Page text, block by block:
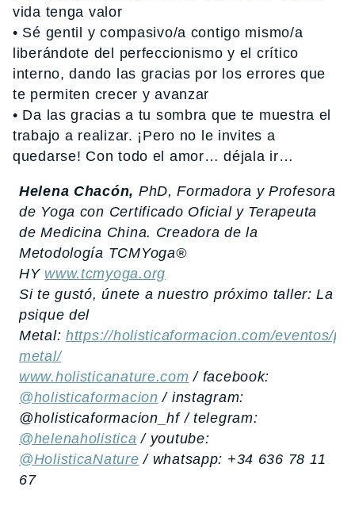
vida tenga valor
• Sé gentil y compasivo/a contigo mismo/a
liberándote del perfeccionismo y el crítico
interno, dando las gracias por los errores que
te permiten crecer y avanzar
• Da las gracias a tu sombra que te muestra el
trabajo a realizar. ¡Pero no le invites a
quedarse! Con todo el amor… déjala ir…
Helena Chacón, PhD, Formadora y Profesora
de Yoga con Certificado Oficial y Terapeuta
de Medicina China. Creadora de la
Metodología TCMYoga®
HY www.tcmyoga.org
Si te gustó, únete a nuestro próximo taller: La
psique del
Metal:https://holisticaformacion.com/eventos/
metal/
www.holisticanature.com / facebook:
@holisticaformacion / instagram:
@holisticaformacion_hf / telegram:
@helenaholistica / youtube:
@HolisticaNature / whatsapp: +34 636 78 11
67